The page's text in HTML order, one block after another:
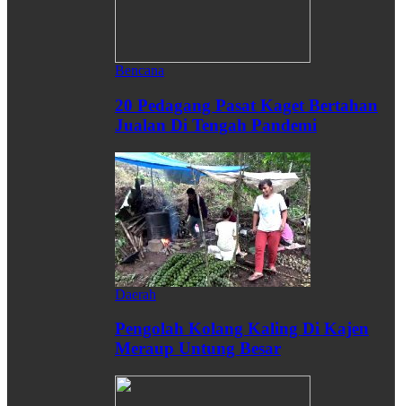
Bencana
20 Pedagang Pasat Kaget Bertahan
Jualan Di Tengah Pandemi
Daerah
Pengolah Kolang Kaling Di Kajen
Meraup Untung Besar